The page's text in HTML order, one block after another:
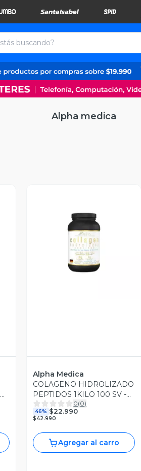
Alpha medica
Vista Previa
Alpha Medica
COLAGENO HIDROLIZADO
PEPTIDOS 1KILO 100 SV -
ALPHA MEDICA
0(0)
46% $22.990
$42.990
Agregar al carro